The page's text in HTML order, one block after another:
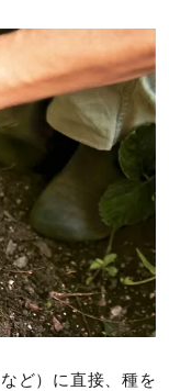
ど）に直接、種を